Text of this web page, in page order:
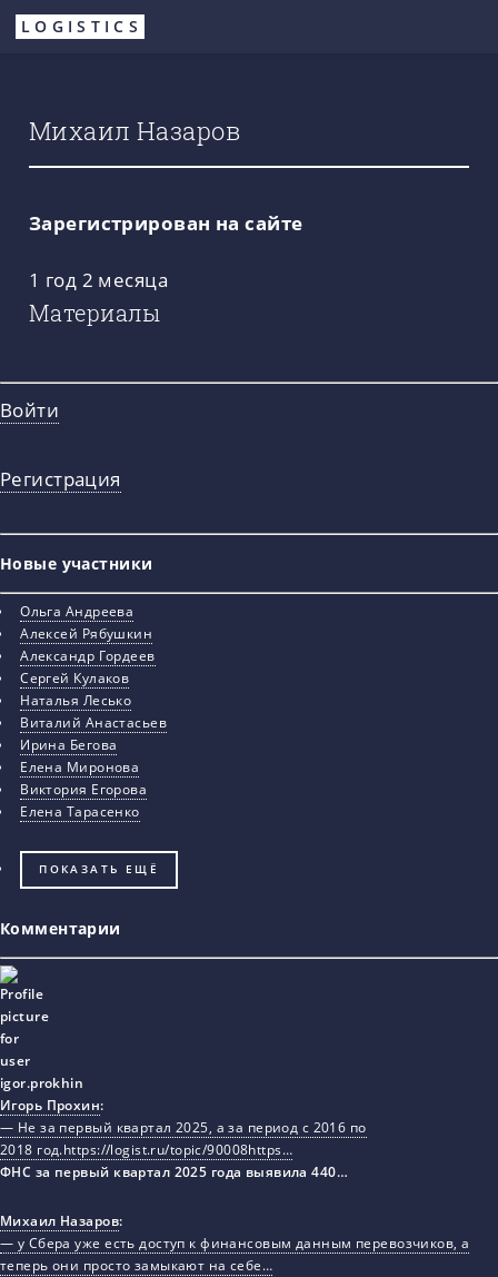
Перейти
LOGISTICS
Михаил Назаров
Зарегистрирован на сайте
1 год 2 месяца
Материалы
Войти
Регистрация
Новые участники
Ольга Андреева
Алексей Рябушкин
Александр Гордеев
Сергей Кулаков
Наталья Лесько
Виталий Анастасьев
Ирина Бегова
Елена Миронова
Виктория Егорова
Елена Тарасенко
ПОКАЗАТЬ ЕЩЁ
Комментарии
Игорь Прохин:
— Не за первый квартал 2025, а за период с 2016 по
2018 год.https://logist.ru/topic/90008https…
ФНС за первый квартал 2025 года выявила 440…
Михаил Назаров:
— у Сбера уже есть доступ к финансовым данным перевозчиков, а
теперь они просто замыкают на себе…